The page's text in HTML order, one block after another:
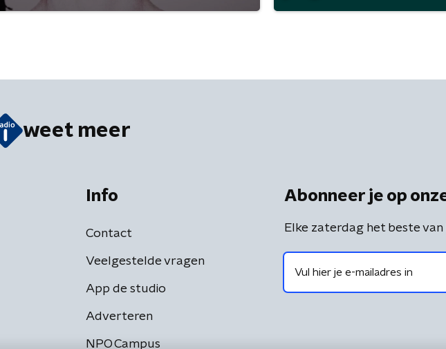
weet meer
Info
Contact
Veelgestelde vragen
App de studio
Adverteren
NPO Campus
Abonneer je op
Elke zaterdag het beste van